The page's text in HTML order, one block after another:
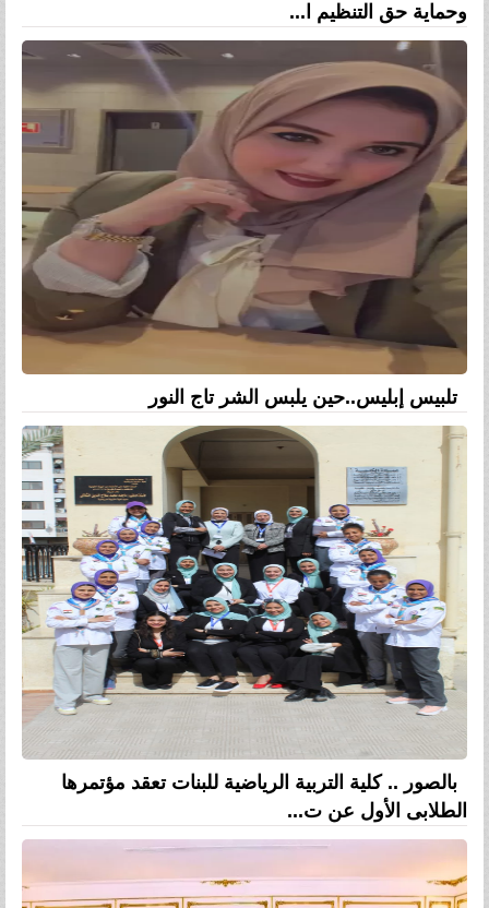
وحماية حق التنظيم ا...
تلبيس إبليس..حين يلبس الشر تاج النور
بالصور .. كلية التربية الرياضية للبنات تعقد مؤتمرها
الطلابى الأول عن ت...